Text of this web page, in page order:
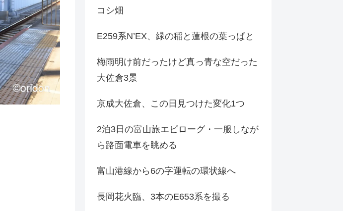
コシ畑
E259系N’EX、緑の稲と蓮根の葉っぱと
梅雨明け前だったけど真っ青な空だった
大佐倉3景
京成大佐倉、この日見つけた変化1つ
2泊3日の富山旅エピローグ・一服しなが
ら路面電車を眺める
富山港線から6の字運転の環状線へ
長岡花火臨、3本のE653系を撮る